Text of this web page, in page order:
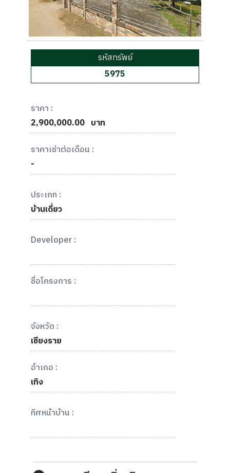
รหัสทรัพย์
5975
ราคา :
2,900,000.00 บาท
ราคาเช่าต่อเดือน :
-
ประเภท :
บ้านเดี่ยว
Developer :
ชื่อโครงการ :
จังหวัด :
เชียงราย
อำเภอ :
เทิง
ทิศหน้าบ้าน :